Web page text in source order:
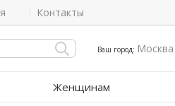
Контакты
Ваш город: Москва
Женщинам